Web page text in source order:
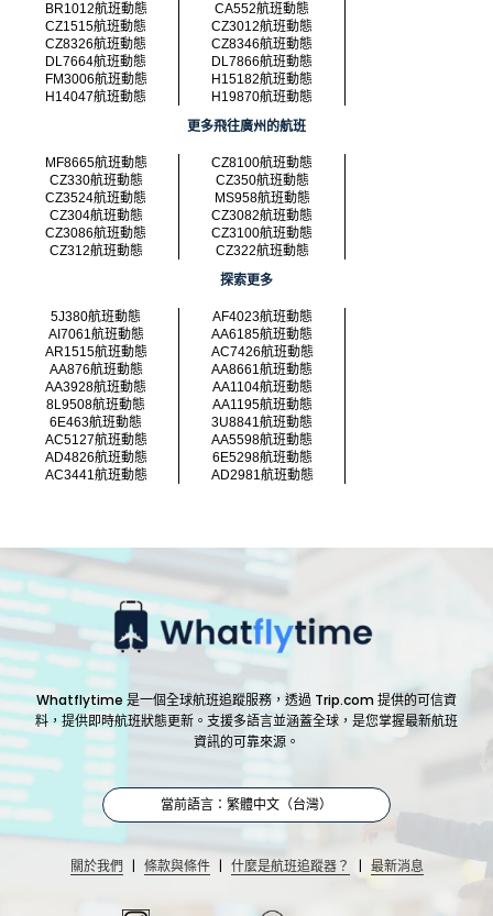
BR1012航班動態
CA552航班動態
CZ1515航班動態
CZ3012航班動態
CZ8326航班動態
CZ8346航班動態
DL7664航班動態
DL7866航班動態
FM3006航班動態
H15182航班動態
H14047航班動態
H19870航班動態
更多飛往廣州的航班
MF8665航班動態
CZ8100航班動態
CZ330航班動態
CZ350航班動態
CZ3524航班動態
MS958航班動態
CZ304航班動態
CZ3082航班動態
CZ3086航班動態
CZ3100航班動態
CZ312航班動態
CZ322航班動態
探索更多
5J380航班動態
AF4023航班動態
AI7061航班動態
AA6185航班動態
AR1515航班動態
AC7426航班動態
AA876航班動態
AA8661航班動態
AA3928航班動態
AA1104航班動態
8L9508航班動態
AA1195航班動態
6E463航班動態
3U8841航班動態
AC5127航班動態
AA5598航班動態
AD4826航班動態
6E5298航班動態
AC3441航班動態
AD2981航班動態
Whatflytime 是一個全球航班追蹤服務，透過 Trip.com 提供的可信資
料，提供即時航班狀態更新。支援多語言並涵蓋全球，是您掌握最新航班
資訊的可靠來源。
當前語言：繁體中文（台灣）
關於我們 | 條款與條件 | 什麼是航班追蹤器？ | 最新消息